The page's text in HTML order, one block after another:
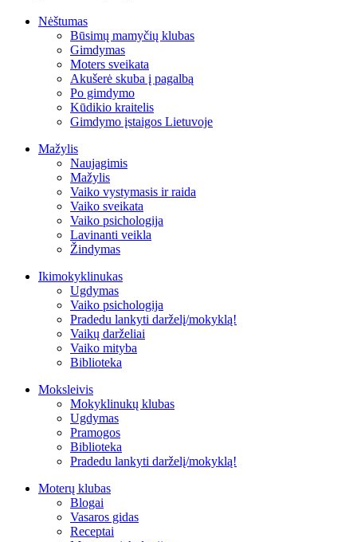
Nėštumas
Būsimų mamyčių klubas
Gimdymas
Moters sveikata
Akušerė skuba į pagalbą
Po gimdymo
Kūdikio kraitelis
Gimdymo įstaigos Lietuvoje
Mažylis
Naujagimis
Mažylis
Vaiko vystymasis ir raida
Vaiko sveikata
Vaiko psichologija
Lavinanti veikla
Žindymas
Ikimokyklinukas
Ugdymas
Vaiko psichologija
Pradedu lankyti darželį/mokyklą!
Vaikų darželiai
Vaiko mityba
Biblioteka
Moksleivis
Mokyklinukų klubas
Ugdymas
Pramogos
Biblioteka
Pradedu lankyti darželį/mokyklą!
Moterų klubas
Blogai
Vasaros gidas
Receptai